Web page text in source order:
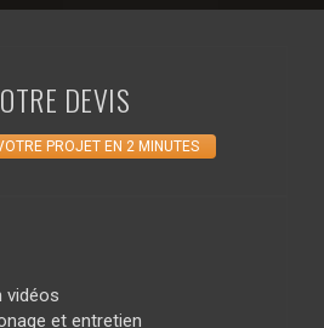
DEVIS
PROJET EN 2 MINUTES
vidéos
et entretien